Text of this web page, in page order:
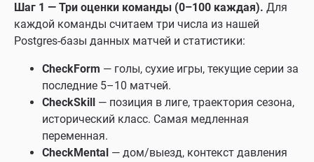
Шаг 1 — Три оценки команды (0–100 каждая). Для
каждой команды считаем три числа из нашей
Postgres-базы данных матчей и статистики:
CheckForm — голы, сухие игры, текущие серии за
последние 5–10 матчей.
CheckSkill — позиция в лиге, траектория сезона,
исторический класс. Самая медленная
переменная.
CheckMental — дом/выезд, контекст давления